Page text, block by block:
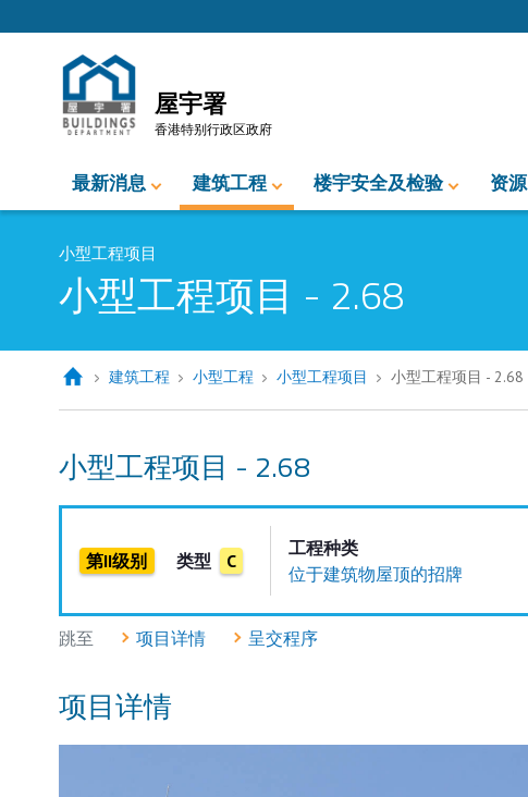
屋宇署
香港特别行政区政府
最新消息 建筑工程 楼宇安全及检验 资源
小型工程项目
小型工程项目 - 2.68
建筑工程 小型工程 小型工程项目 小型工程项目 - 2.68
小型工程项目 - 2.68
第II级别 类型 C
工程种类
位于建筑物屋顶的招牌
跳至 项目详情 呈交程序
项目详情